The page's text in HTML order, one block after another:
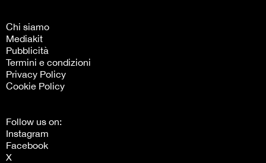
Chi siamo
Mediakit
Pubblicità
Termini e condizioni
Privacy Policy
Cookie Policy
Follow us on:
Instagram
Facebook
X